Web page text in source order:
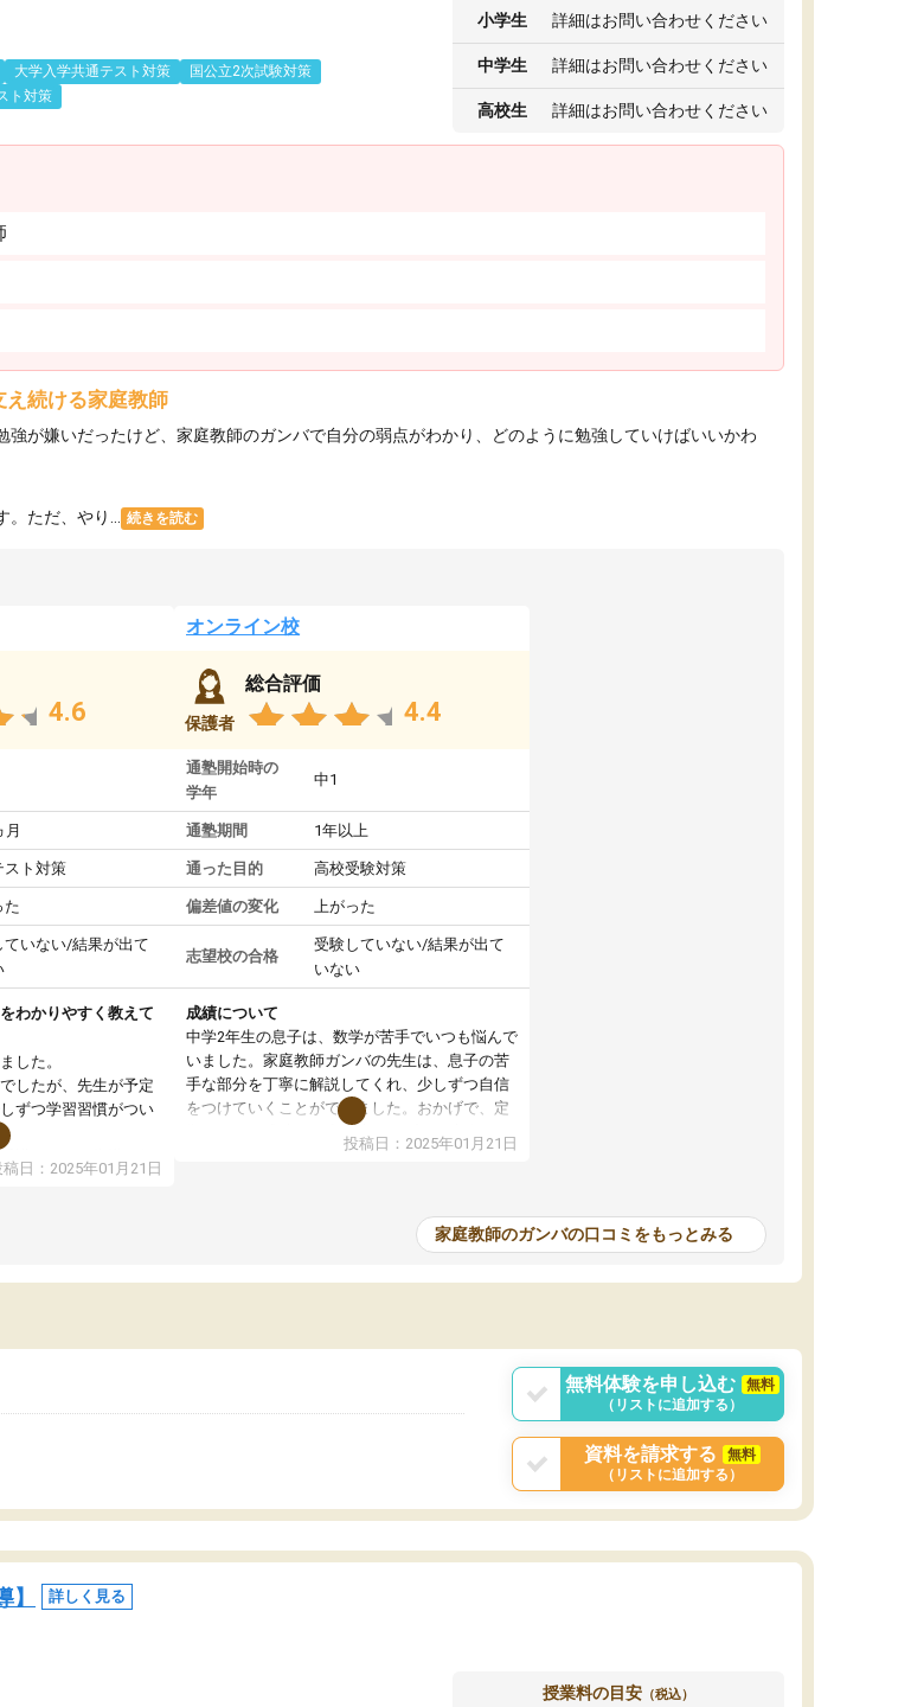
大学入学共通テスト対策
国公立2次試験対策
ト対策
小学生 詳細はお問い合わせください
中学生 詳細はお問い合わせください
高校生 詳細はお問い合わせください
続ける家庭教師
が嫌いだったけど、家庭教師のガンバで自分の弱点がわかり、どのように勉強していけばいいかわ
ただ、やり... 続きを読む
4.6
月
スト対策
た
ていない/結果が出て
わかりやすく教えて
した。
したが、先生が予定
ずつ学習習慣がつい
講ですが、指導が無
強したり、LINEでわ
稿日：2025年01月21日
オンライン校
保護者
総合評価
4.4
通塾開始時の
学年
中1
通塾期間 1年以上
通った目的 高校受験対策
偏差値の変化 上がった
志望校の合格
受験していない/結果が出て
いない
成績について
中学2年生の息子は、数学が苦手でいつも悩んで
いました。家庭教師ガンバの先生は、息子の苦
手な部分を丁寧に解説してくれ、少しずつ自信
をつけていくことができました。おかげで、定
期テストの成績が10点以上アップし、本人もと
投稿日：2025年01月21日
家庭教師のガンバの口コミをもっとみる
無料体験を申し込む
無料
（リストに追加する）
資料を請求する
無料
（リストに追加する）
詳しく見る
授業料の目安 （税込）